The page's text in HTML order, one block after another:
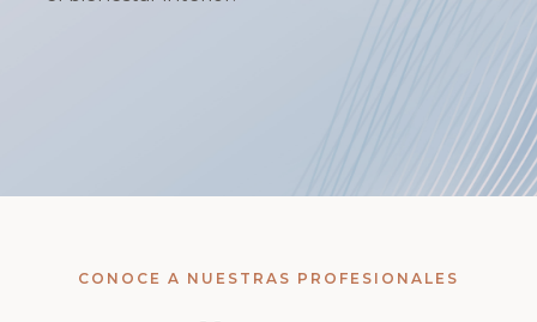
CONOCE A NUESTRAS PROFESIONALES